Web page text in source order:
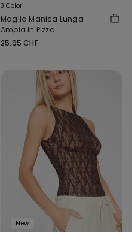
3 Colori
Maglia Manica Lunga
Ampia in Pizzo
25.95 CHF
New